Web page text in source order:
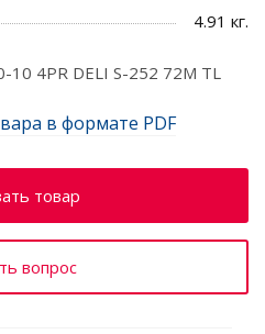
4.91 кг.
4PR DELI S-252 72M TL
в формате PDF
товар
вопрос